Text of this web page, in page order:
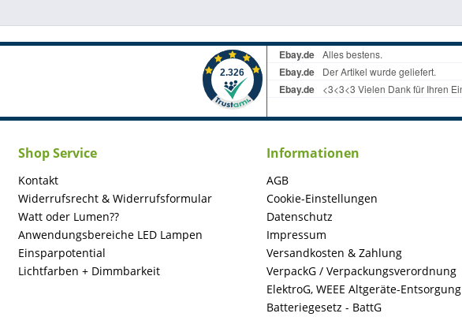
Shop Service
Kontakt
Widerrufsrecht & Widerrufsformular
Watt oder Lumen??
Anwendungsbereiche LED Lampen
Einsparpotential
Lichtfarben + Dimmbarkeit
Informationen
AGB
Cookie-Einstellungen
Datenschutz
Impressum
Versandkosten & Zahlung
VerpackG / Verpackungsverordnung
ElektroG, WEEE Altgeräte-Entsorgung
Batteriegesetz - BattG